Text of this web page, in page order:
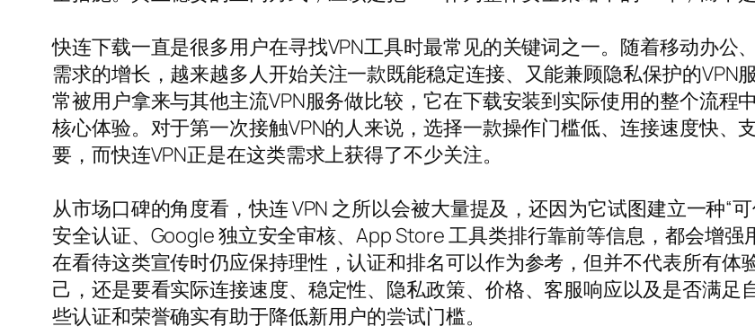
快连下载一直是很多用户在寻找VPN工具时最常见的关键词之一。随着移动办公
需求的增长，越来越多人开始关注一款既能稳定连接、又能兼顾隐私保护的VPN
常被用户拿来与其他主流VPN服务做比较，它在下载安装到实际使用的整个流程
核心体验。对于第一次接触VPN的人来说，选择一款操作门槛低、连接速度快、
要，而快连VPN正是在这类需求上获得了不少关注。
从市场口碑的角度看，快连 VPN 之所以会被大量提及，还因为它试图建立一种“
安全认证、Google 独立安全审核、App Store 工具类排行靠前等信息，都会增
在看待这类宣传时仍应保持理性，认证和排名可以作为参考，但并不代表所有体
己，还是要看实际连接速度、稳定性、隐私政策、价格、客服响应以及是否满
些认证和荣誉确实有助于降低新用户的尝试门槛。